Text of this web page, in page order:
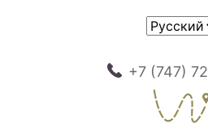
+7 (747)